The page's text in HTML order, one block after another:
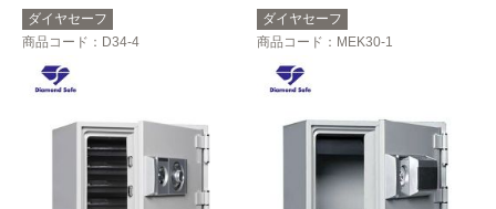
ダイヤセーフ
商品コード ：D34-4
ダイヤセーフ
商品コード ：MEK30-1